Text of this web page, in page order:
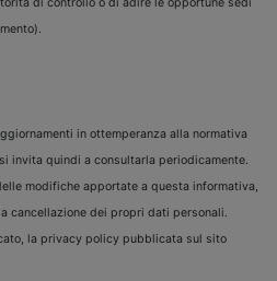
in ottemperanza alla normativa
invita quindi a consultarla periodicamente.
modifiche apportate a questa informativa,
cancellazione dei propri dati personali.
la privacy policy pubblicata sul sito